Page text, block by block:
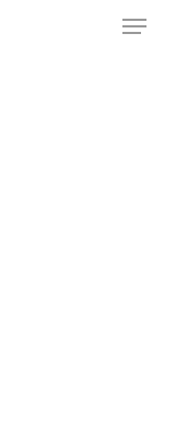
Menu